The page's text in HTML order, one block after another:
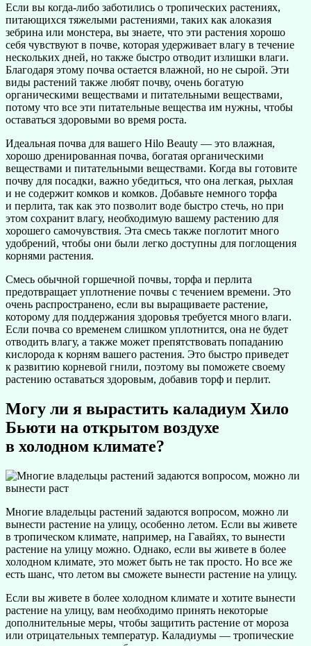
Если вы когда-либо заботились о тропических растениях,
питающихся тяжелыми растениями, таких как алоказия
зебрина или монстера, вы знаете, что эти растения хорошо
себя чувствуют в почве, которая удерживает влагу в течение
нескольких дней, но также быстро отводит излишки влаги.
Благодаря этому почва остается влажной, но не сырой. Эти
виды растений также любят почву, очень богатую
органическими веществами и питательными веществами,
потому что все эти питательные вещества им нужны, чтобы
оставаться здоровыми во время роста.
Идеальная почва для вашего Hilo Beauty — это влажная,
хорошо дренированная почва, богатая органическими
веществами и питательными веществами. Когда вы готовите
почву для посадки, важно убедиться, что она легкая, рыхлая
и не содержит комков и комков. Добавьте немного торфа
и перлита, так как это позволит воде быстро стечь, но при
этом сохранит влагу, необходимую вашему растению для
хорошего самочувствия. Эта смесь также поглотит много
удобрений, чтобы они были легко доступны для поглощения
корнями растения.
Смесь обычной горшечной почвы, торфа и перлита
предотвращает уплотнение почвы с течением времени. Это
очень распространено, если вы выращиваете растение,
которому для поддержания здоровья требуется много влаги.
Если почва со временем слишком уплотнится, она не будет
отводить влагу, а также может препятствовать попаданию
кислорода к корням вашего растения. Это быстро приведет
к развитию корневой гнили, поэтому вы поможете своему
растению оставаться здоровым, добавив торф и перлит.
Могу ли я вырастить каладиум Хило
Бьюти на открытом воздухе
в холодном климате?
Многие владельцы растений задаются вопросом, можно ли
вынести растение на улицу, особенно летом. Если вы живете
в тропическом климате, например, на Гавайях, то вынести
растение на улицу можно. Однако, если вы живете в более
холодном климате, это может быть не так просто. Но все же
есть шанс, что летом вы сможете вынести растение на улицу.
Если вы живете в более холодном климате и хотите вынести
растение на улицу, вам необходимо принять некоторые
дополнительные меры, чтобы защитить растение от мороза
или отрицательных температур. Каладиумы — тропические